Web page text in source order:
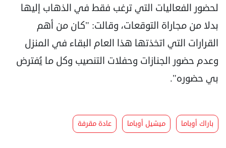
لحضور الفعاليات التي ترغب فقط في الذهاب إليها
بدلا من مجاراة التوقعات، وقالت: "كان من أهم
القرارات التي اتخذتها هذا العام البقاء في المنزل
وعدم حضور الجنازات وحفلات التنصيب وكل ما يُفترض
بي حضوره".
باراك أوباما ميشيل أوباما عادة مقرفة